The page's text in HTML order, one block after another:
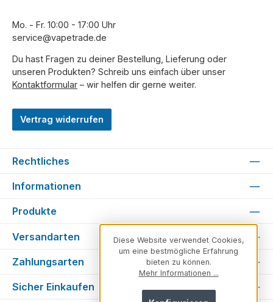
Mo. - Fr. 10:00 - 17:00 Uhr
service@vapetrade.de
Du hast Fragen zu deiner Bestellung, Lieferung oder
unseren Produkten? Schreib uns einfach über unser
Kontaktformular – wir helfen dir gerne weiter.
Vertrag widerrufen
Rechtliches
Informationen
Produkte
Versandarten
Zahlungsarten
Sicher Einkaufen
Diese Website verwendet Cookies,
um eine bestmögliche Erfahrung
bieten zu können.
Mehr Informationen ...